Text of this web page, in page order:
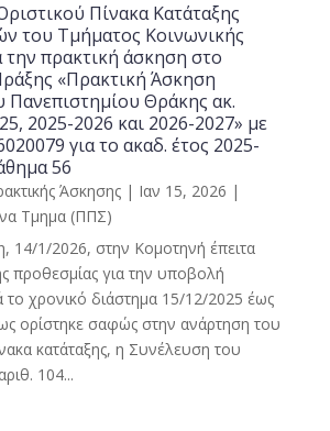
Πίνακα Κατάταξης
του Τμήματος Κοινωνικής
την πρακτική άσκηση στο
«Πρακτική Άσκηση
Πανεπιστημίου Θράκης ακ.
2025-2026 και 2026-2027» με
για το ακαδ. έτος 2025-
56
Άσκησης| Ιαν 15, 2026 |
Τμημα (ΠΠΣ)
14/1/2026, στην Κομοτηνή έπειτα
προθεσμίας για την υποβολή
το χρονικό διάστημα 15/12/2025 έως
ορίστηκε σαφώς στην ανάρτηση του
κατάταξης, η Συνέλευση του
104...